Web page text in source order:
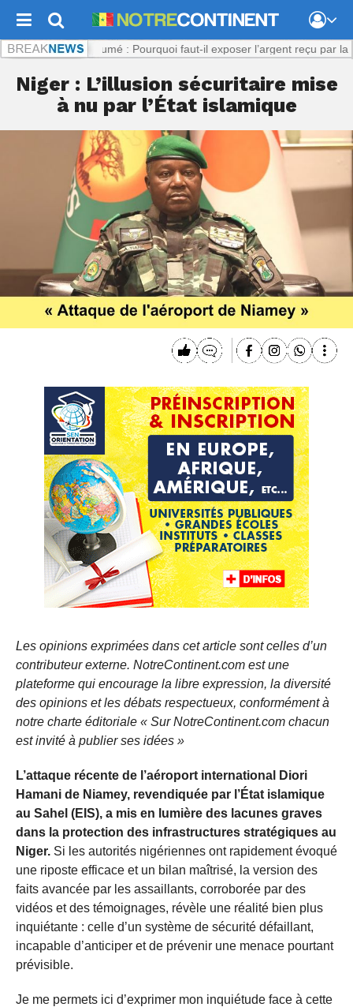
: Viol présumé : Pourquoi faut-il exposer l’argent reçu par la
Niger : L’illusion sécuritaire mise
à nu par l’État islamique
Les opinions exprimées dans cet article sont celles d’un
contributeur externe. NotreContinent.com est une
plateforme qui encourage la libre expression, la diversité
des opinions et les débats respectueux, conformément à
notre charte éditoriale « Sur NotreContinent.com chacun
est invité à publier ses idées »
L’attaque récente de l’aéroport international Diori
Hamani de Niamey, revendiquée par l’État islamique
au Sahel (EIS), a mis en lumière des lacunes graves
dans la protection des infrastructures stratégiques au
Niger. Si les autorités nigériennes ont rapidement évoqué
une riposte efficace et un bilan maîtrisé, la version des
faits avancée par les assaillants, corroborée par des
vidéos et des témoignages, révèle une réalité bien plus
inquiétante : celle d’un système de sécurité défaillant,
incapable d’anticiper et de prévenir une menace pourtant
prévisible.
Je me permets ici d’exprimer mon inquiétude face à cette